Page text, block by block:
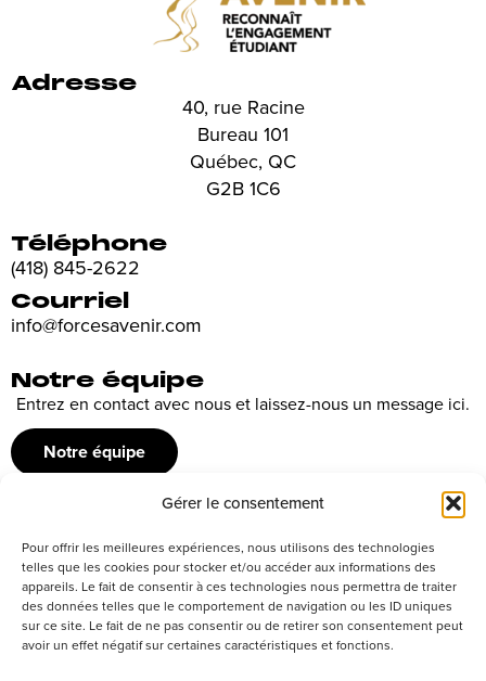
Gérer le consentement
Pour offrir les meilleures expériences, nous utilisons des technologies
telles que les cookies pour stocker et/ou accéder aux informations des
appareils. Le fait de consentir à ces technologies nous permettra de traiter
des données telles que le comportement de navigation ou les ID uniques
sur ce site. Le fait de ne pas consentir ou de retirer son consentement peut
avoir un effet négatif sur certaines caractéristiques et fonctions.
Adresse
40, rue Racine
Bureau 101
Québec, QC
G2B 1C6
Téléphone
(418) 845-2622
Courriel
info@forcesavenir.com
Notre équipe
Entrez en contact avec nous et laissez-nous un message ici.
Notre équipe
Recrutement
Découvrez nos offres d’emploi ou envoyez votre candidature
spontanée
Postuler